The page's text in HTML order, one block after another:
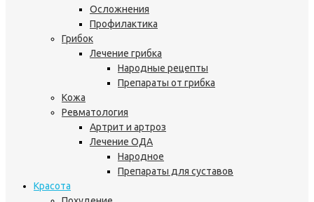
Осложнения
Профилактика
Грибок
Лечение грибка
Народные рецепты
Препараты от грибка
Кожа
Ревматология
Артрит и артроз
Лечение ОДА
Народное
Препараты для суставов
Красота